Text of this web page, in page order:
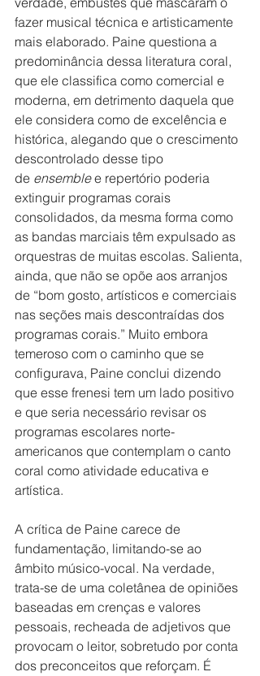
fazer musical técnica e artisticamente
mais elaborado. Paine questiona a
predominância dessa literatura coral,
que ele classifica como comercial e
moderna, em detrimento daquela que
ele considera como de excelência e
histórica, alegando que o crescimento
descontrolado desse tipo
de ensemble e repertório poderia
extinguir programas corais
consolidados, da mesma forma como
as bandas marciais têm expulsado as
orquestras de muitas escolas. Salienta,
ainda, que não se opõe aos arranjos
de “bom gosto, artísticos e comerciais
nas seções mais descontraídas dos
programas corais.” Muito embora
temeroso com o caminho que se
configurava, Paine conclui dizendo
que esse frenesi tem um lado positivo
e que seria necessário revisar os
programas escolares norte-
americanos que contemplam o canto
coral como atividade educativa e
artística.
A crítica de Paine carece de
fundamentação, limitando-se ao
âmbito músico-vocal. Na verdade,
trata-se de uma coletânea de opiniões
baseadas em crenças e valores
pessoais, recheada de adjetivos que
provocam o leitor, sobretudo por conta
dos preconceitos que reforçam. É